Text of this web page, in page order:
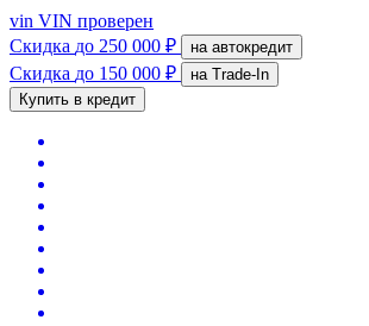
vin VIN проверен
Скидка до 250 000 ₽ на автокредит
Скидка до 150 000 ₽
на Trade-In
Купить в кредит